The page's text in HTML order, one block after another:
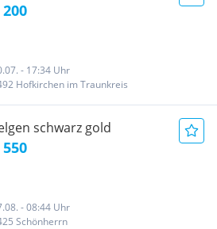
- 17:34 Uhr
Hofkirchen im Traunkreis
schwarz gold
- 08:44 Uhr
Schönherrn